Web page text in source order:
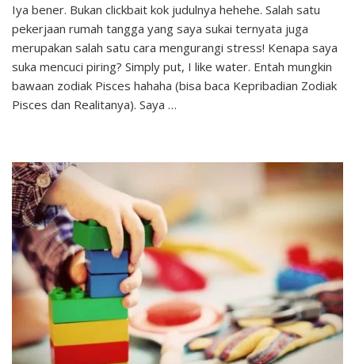
Mudah
Mengurangi
Stress
=
Mencuci
Piring!
Iya bener. Bukan clickbait kok judulnya hehehe. Salah satu
pekerjaan rumah tangga yang saya sukai ternyata juga
merupakan salah satu cara mengurangi stress! Kenapa saya
suka mencuci piring? Simply put, I like water. Entah mungkin
bawaan zodiak Pisces hahaha (bisa baca Kepribadian Zodiak
Pisces dan Realitanya). Saya …